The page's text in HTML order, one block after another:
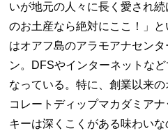
いが地元の人々に長く愛され
のお土産なら絶対にここ！」
はオアフ島のアラモアナセン
ン。 DFSやインターネットな
なっている。特に、創業以来
コレートディップマカダミア
キーは深くこくがある味わい